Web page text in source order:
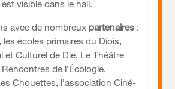
visible dans le hall.
avec de nombreux partenaires :
les écoles primaires du Diois,
et Culturel de Die, Le Théâtre
de l’Écologie,
Chouettes, l’association Ciné-